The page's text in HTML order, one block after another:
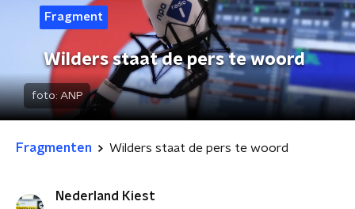
Fragment
Wilders staat de pers te woord
foto: ANP
Fragmenten Wilders staat de pers te woord
Nederland Kiest